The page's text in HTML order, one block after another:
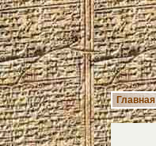
Главная